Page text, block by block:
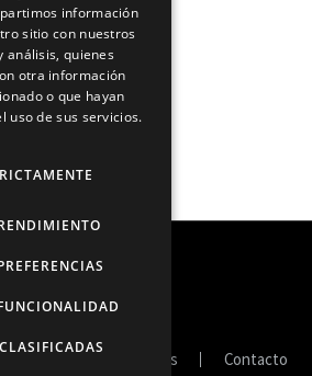
Política de cookies Contacto
información
sitio con nuestros
análisis, quienes
otra información
o que hayan
uso de sus servicios.